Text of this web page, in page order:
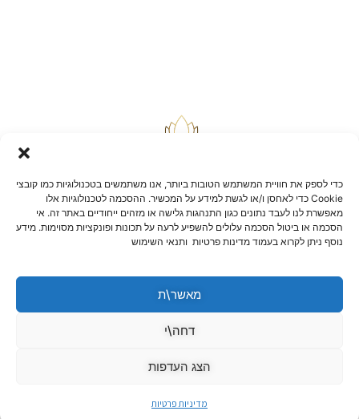
כדי לספק את חוויית המשתמש הטובות ביותר, אנו משתמשים בטכנולוגיות כמו קובצי
Cookie כדי לאחסן ו/או לגשת למידע על המכשיר. ההסכמה לטכנולוגיות אלו
מאפשרת לנו לעבד נתונים כגון התנהגות גלישה או מזהים ייחודיים באתר זה. אי
הסכמה או ביטול הסכמה עלולים להשפיע לרעה על תכונות ופונקציות מסוימות. מידע
נוסף ניתן לקרוא בעמוד מדינות פרטיות ותנאי השימוש
מאשר\ת
דחה\י
הצג העדפות
מדיניות פרטיות
בלוג
שאלות ותשובות
תקנון אתר
הצהרת נגישות
מדיניות החזרות וביטולים